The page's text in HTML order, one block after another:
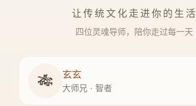
让传统文化走进你的生活
四位灵魂导师，陪你走过每一天
🎋 玄玄
大师兄 · 智者